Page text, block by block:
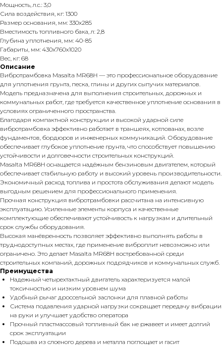
Мощность, л.с.: 3,0
Сила воздействия, кг: 1300
Размер основания, мм: 330х285
Вместимость топливного бака, л: 2,8
Глубина уплотнения, мм: 40-85
Габариты, мм: 430x760x1020
Вес, кг: 68
Описание
Вибротрамбовка Masalta MR68H — это профессиональное оборудование
для уплотнения грунта, песка, глины и других сыпучих материалов.
Модель предназначена для выполнения строительных, дорожных и
коммунальных работ, где требуется качественное уплотнение основания в
условиях ограниченного пространства.
Благодаря компактной конструкции и высокой ударной силе
вибротрамбовка эффективно работает в траншеях, котлованах, возле
фундаментов, бордюров и инженерных коммуникаций. Оборудование
обеспечивает глубокое уплотнение грунта, что способствует повышению
устойчивости и долговечности строительных конструкций.
Masalta MR68H оснащается надёжным бензиновым двигателем, который
обеспечивает стабильную работу и высокий уровень производительности.
Экономичный расход топлива и простота обслуживания делают модель
выгодным решением для профессионального применения.
Прочная конструкция вибротрамбовки рассчитана на интенсивную
эксплуатацию. Усиленные элементы корпуса и качественные
комплектующие обеспечивают устойчивость к нагрузкам и длительный
срок службы оборудования.
Высокая манёвренность позволяет эффективно выполнять работы в
труднодоступных местах, где применение виброплит невозможно или
ограничено. Это делает Masalta MR68H востребованной среди
строительных компаний, дорожных подрядчиков и коммунальных служб.
Преимущества
Надежный четырехтактный двигатель характеризуется малой
токсичностью и низким уровнем шума
Удобный рычаг дроссельной заслонки для плавной работы
Система подавления ударной нагрузки сокращает передачу вибрации
на руки и улучшает удобство оператора
Прочный пластмассовый топливный бак не ржавеет и имеет долгий
срок эксплуатации
Подошва из слоеного дерева и металла поглощает и гасит